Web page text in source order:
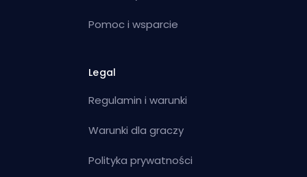
Pomoc i wsparcie
Legal
Regulamin i warunki
Warunki dla graczy
Polityka prywatności